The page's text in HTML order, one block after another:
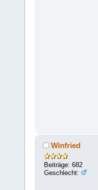
Winfried
Beiträge: 682
Geschlecht: